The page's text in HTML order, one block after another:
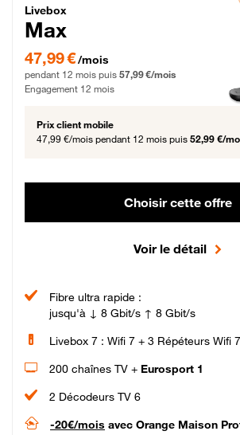
Livebox Max Fibre
Livebox
Max
47,99 € par mois pendant 12 mois puis 57,99 €
47,99 €/mois
pendant 12 mois puis 57,99 €/mois
Engagement 12 mois
Prix client mobile
47,99 €/mois pendant 12 mois puis 52,99 €/
Choisir cette offre
Voir le détail
Fibre ultra rapide :
jusqu'à ↓ 8 Gbit/s ↑ 8 Gbit/s
Livebox 7 : Wifi 7 + 3 Répéteurs Wifi 7
200 chaînes TV + Eurosport 1
2 Décodeurs TV 6
-20€/mois avec Orange Maison